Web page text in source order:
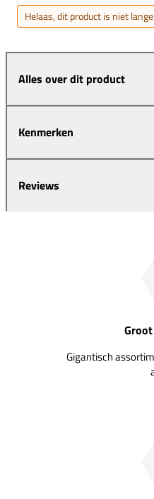
Helaas, dit product is niet
Alles over dit product
Kenmerken
Reviews
Gigantisch